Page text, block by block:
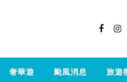
奢華遊 颱風消息 旅遊